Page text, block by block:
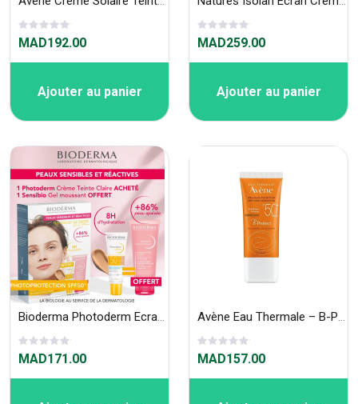
MAD192.00
Ajouter au panier
MAD259.00
Ajouter au panier
Bioderma Photoderm Ecran Creme Teinte Claire spf50+ 40ml + Sensibio Gel 100ml Offert
MAD171.00
Avène Eau Thermale – B-Protect SPF 50+ 30 ml
MAD157.00